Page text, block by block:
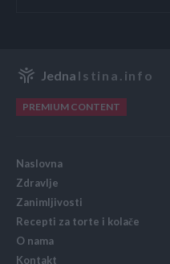
Jedna Istina.info
PREMIUM CONTENT
Naslovna
Zdravlje
Zanimljivosti
Recepti za torte i kolače
O nama
Kontakt